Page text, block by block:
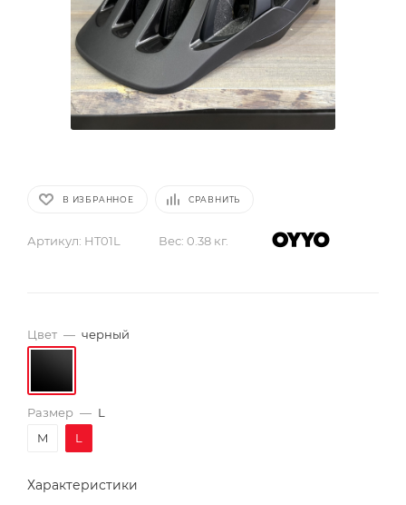
В ИЗБРАННОЕ СРАВНИТЬ
Артикул: HT01L Вес: 0.38 кг.
Цвет — черный
Размер — L
M
L
Характеристики